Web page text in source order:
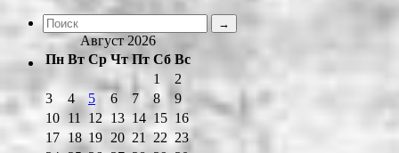
Август 2026
Пн Вт Ср Чт Пт Сб Вс
1
2
3
4 5 6 7 8
9
10 11 12 13 14 15 16
17 18 19 20 21 22 23